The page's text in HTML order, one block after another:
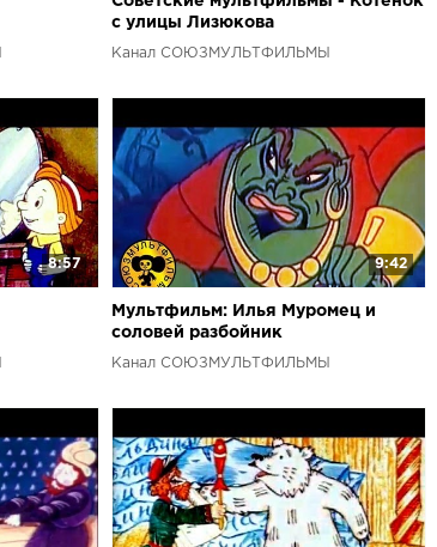
с улицы Лизюкова
Канал СОЮЗМУЛЬТФИЛЬМЫ
8:57 9:42
Мультфильм: Илья Муромец и
соловей разбойник
Канал СОЮЗМУЛЬТФИЛЬМЫ